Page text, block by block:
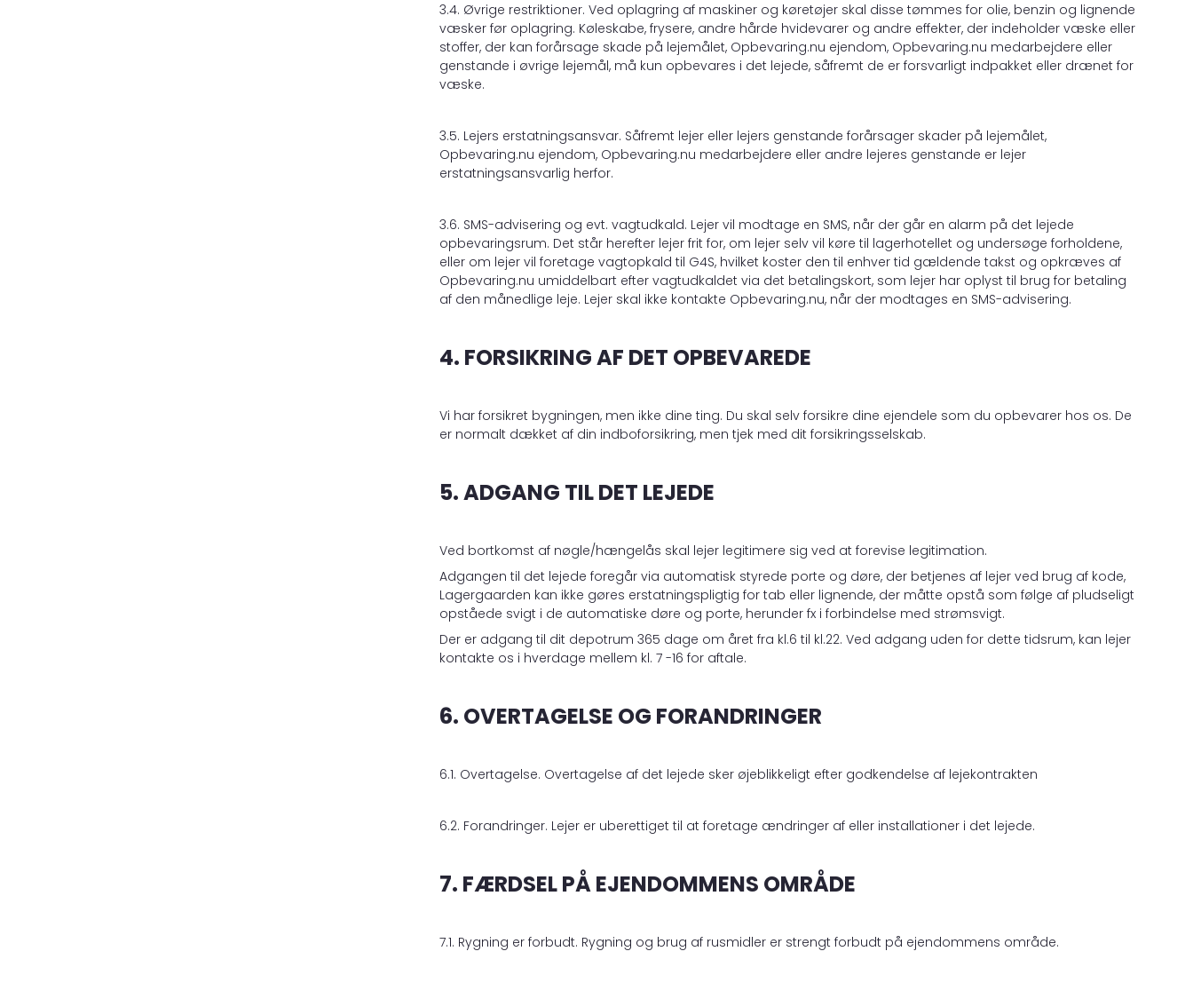
3.4. Øvrige restriktioner. Ved oplagring af maskiner og køretøjer skal disse tømmes for olie, benzin og lignende
væsker før oplagring. Køleskabe, frysere, andre hårde hvidevarer og andre effekter, der indeholder væske eller
stoffer, der kan forårsage skade på lejemålet, Opbevaring.nu ejendom, Opbevaring.nu medarbejdere eller
genstande i øvrige lejemål, må kun opbevares i det lejede, såfremt de er forsvarligt indpakket eller drænet for
væske.
3.5. Lejers erstatningsansvar. Såfremt lejer eller lejers genstande forårsager skader på lejemålet,
Opbevaring.nu ejendom, Opbevaring.nu medarbejdere eller andre lejeres genstande er lejer
erstatningsansvarlig herfor.
3.6. SMS-advisering og evt. vagtudkald. Lejer vil modtage en SMS, når der går en alarm på det lejede
opbevaringsrum. Det står herefter lejer frit for, om lejer selv vil køre til lagerhotellet og undersøge forholdene,
eller om lejer vil foretage vagtopkald til G4S, hvilket koster den til enhver tid gældende takst og opkræves af
Opbevaring.nu umiddelbart efter vagtudkaldet via det betalingskort, som lejer har oplyst til brug for betaling
af den månedlige leje. Lejer skal ikke kontakte Opbevaring.nu, når der modtages en SMS-advisering.
4. FORSIKRING AF DET OPBEVAREDE
Vi har forsikret bygningen, men ikke dine ting. Du skal selv forsikre dine ejendele som du opbevarer hos os. De
er normalt dækket af din indboforsikring, men tjek med dit forsikringsselskab.
5. ADGANG TIL DET LEJEDE
Ved bortkomst af nøgle/hængelås skal lejer legitimere sig ved at forevise legitimation.
Adgangen til det lejede foregår via automatisk styrede porte og døre, der betjenes af lejer ved brug af kode,
Lagergaarden kan ikke gøres erstatningspligtig for tab eller lignende, der måtte opstå som følge af pludseligt
opståede svigt i de automatiske døre og porte, herunder fx i forbindelse med strømsvigt.
Der er adgang til dit depotrum 365 dage om året fra kl.6 til kl.22. Ved adgang uden for dette tidsrum, kan lejer
kontakte os i hverdage mellem kl. 7 -16 for aftale.
6. OVERTAGELSE OG FORANDRINGER
6.1. Overtagelse. Overtagelse af det lejede sker øjeblikkeligt efter godkendelse af lejekontrakten
6.2. Forandringer. Lejer er uberettiget til at foretage ændringer af eller installationer i det lejede.
7. FÆRDSEL PÅ EJENDOMMENS OMRÅDE
7.1. Rygning er forbudt. Rygning og brug af rusmidler er strengt forbudt på ejendommens område.